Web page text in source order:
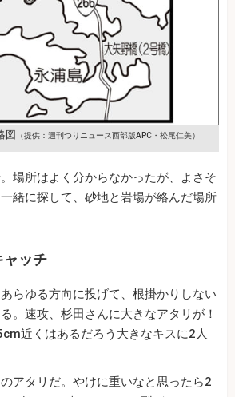
図 （提供：週刊つりニュース西部版APC・松尾仁美）
場所はよく分からなかったが、よさそ
緒に探して、砂地と岩場が絡んだ場所
ャッチ
らゆる方向に投げて、根掛かりしない
。速攻、杉田さんに大きなアタリが！
近くはあるだろう大きなキスに2人
アタリだ。やけに重いなと思ったら2